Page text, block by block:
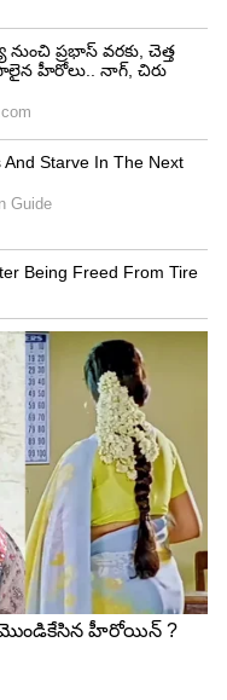
వారు శక్తి, శౌర్యం,
చాలా సులభంగా
క్లిష్ట
దీనివల్ల వీరు
అలాగే